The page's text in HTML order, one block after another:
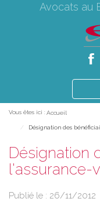
Avocats au
le
Vous êtes ici : Accueil
Désignation des
Désignation
l'assurance-
Publié le : 26/11/2012